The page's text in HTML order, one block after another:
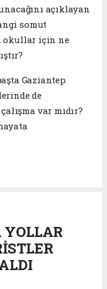
açıklayan
somut
okullar için ne
Gaziantep
de
var mıdır?
YOLLAR